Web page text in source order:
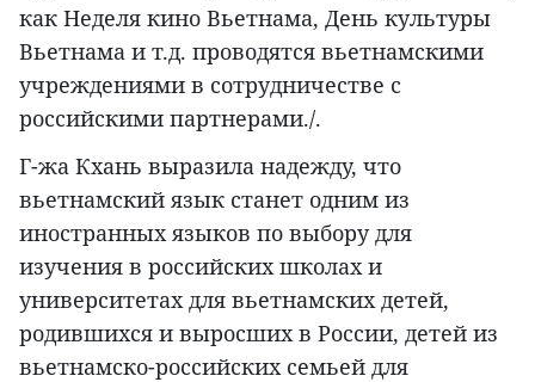
как Неделя кино Вьетнама, День культуры
Вьетнама и т.д. проводятся вьетнамскими
учреждениями в сотрудничестве с
российскими партнерами./.
Г-жа Кхань выразила надежду, что
вьетнамский язык станет одним из
иностранных языков по выбору для
изучения в российских школах и
университетах для вьетнамских детей,
родившихся и выросших в России, детей из
вьетнамско-российских семьей для